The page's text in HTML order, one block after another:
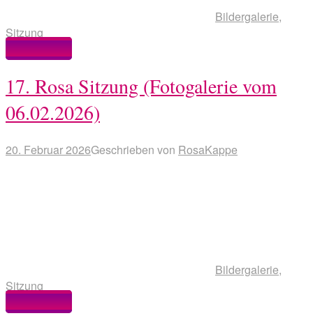
Bildergalerie,
Sitzung
Weiterlesen
17. Rosa Sitzung (Fotogalerie vom
06.02.2026)
20. Februar 2026Geschrieben von RosaKappe
Bildergalerie,
Sitzung
Weiterlesen